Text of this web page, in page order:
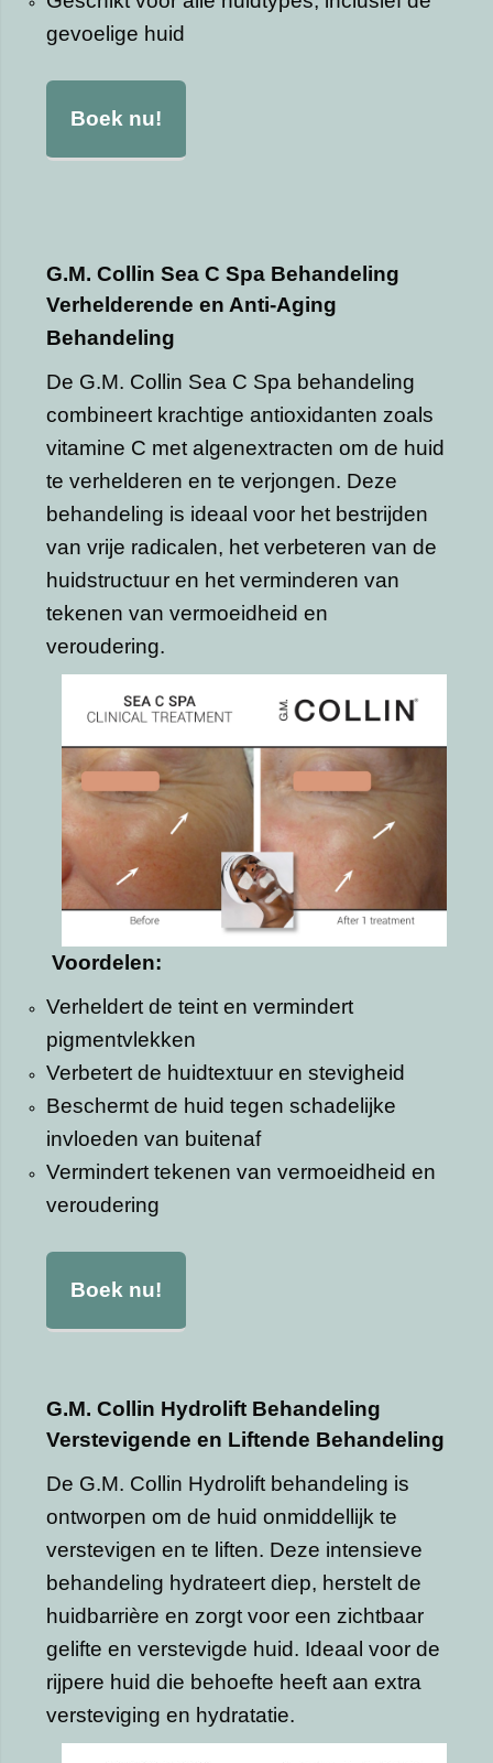
gevoelige huid
Boek nu!
G.M. Collin Sea C Spa Behandeling
Verhelderende en Anti-Aging
Behandeling
De G.M. Collin Sea C Spa behandeling
combineert krachtige antioxidanten zoals
vitamine C met algenextracten om de huid
te verhelderen en te verjongen. Deze
behandeling is ideaal voor het bestrijden
van vrije radicalen, het verbeteren van de
huidstructuur en het verminderen van
tekenen van vermoeidheid en
veroudering.
Voordelen:
Verheldert de teint en vermindert
pigmentvlekken
Verbetert de huidtextuur en stevigheid
Beschermt de huid tegen schadelijke
invloeden van buitenaf
Vermindert tekenen van vermoeidheid en
veroudering
Boek nu!
G.M. Collin Hydrolift Behandeling
Verstevigende en Liftende Behandeling
De G.M. Collin Hydrolift behandeling is
ontworpen om de huid onmiddellijk te
verstevigen en te liften. Deze intensieve
behandeling hydrateert diep, herstelt de
huidbarrière en zorgt voor een zichtbaar
gelifte en verstevigde huid. Ideaal voor de
rijpere huid die behoefte heeft aan extra
versteviging en hydratatie.